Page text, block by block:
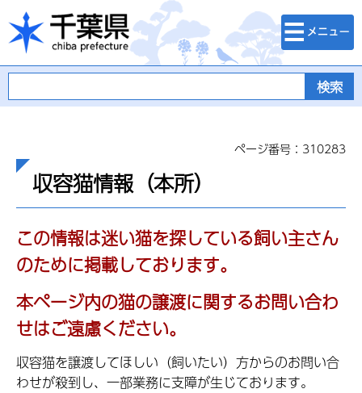
千葉県
検索・メニュ
ー
ページ番号：310283
収容猫情報（本所）
この情報は迷い猫を探している飼い主さん
のために掲載しております。
本ページ内の猫の譲渡に関するお問い合わ
せはご遠慮ください。
収容猫を譲渡してほしい（飼いたい）方からのお問い合
わせが殺到し、一部業務に支障が生じております。